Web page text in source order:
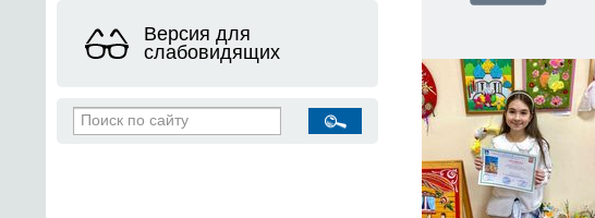
Версия для
слабовидящих